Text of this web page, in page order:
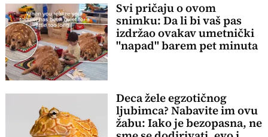
Svi pričaju o ovom
snimku: Da li bi vaš pas
izdržao ovakav umetnički
"napad" barem pet minuta
Deca žele egzotičnog
ljubimca? Nabavite im ovu
žabu: Iako je bezopasna, ne